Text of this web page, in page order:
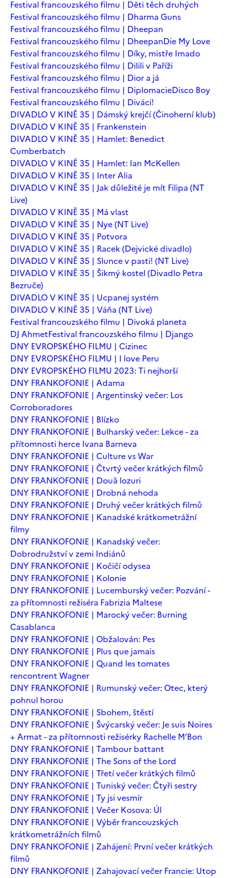
Festival francouzského filmu | Děti těch druhých
Festival francouzského filmu | Dharma Guns
Festival francouzského filmu | Dheepan
Festival francouzského filmu | DheepanDie My Love
Festival francouzského filmu | Díky, mistře Imado
Festival francouzského filmu | Dilili v Paříži
Festival francouzského filmu | Dior a já
Festival francouzského filmu | DiplomacieDisco Boy
Festival francouzského filmu | Diváci!
DIVADLO V KINĚ 35 | Dámský krejčí (Činoherní klub)
DIVADLO V KINĚ 35 | Frankenstein
DIVADLO V KINĚ 35 | Hamlet: Benedict
Cumberbatch
DIVADLO V KINĚ 35 | Hamlet: Ian McKellen
DIVADLO V KINĚ 35 | Inter Alia
DIVADLO V KINĚ 35 | Jak důležité je mít Filipa (NT
Live)
DIVADLO V KINĚ 35 | Má vlast
DIVADLO V KINĚ 35 | Nye (NT Live)
DIVADLO V KINĚ 35 | Potvora
DIVADLO V KINĚ 35 | Racek (Dejvické divadlo)
DIVADLO V KINĚ 35 | Slunce v pasti! (NT Live)
DIVADLO V KINĚ 35 | Šikmý kostel (Divadlo Petra
Bezruče)
DIVADLO V KINĚ 35 | Ucpanej systém
DIVADLO V KINĚ 35 | Váňa (NT Live)
Festival francouzského filmu | Divoká planeta
DJ AhmetFestival francouzského filmu | Django
DNY EVROPSKÉHO FILMU | Cizinec
DNY EVROPSKÉHO FILMU | I love Peru
DNY EVROPSKÉHO FILMU 2023: Ti nejhorší
DNY FRANKOFONIE | Adama
DNY FRANKOFONIE | Argentinský večer: Los
Corroboradores
DNY FRANKOFONIE | Blízko
DNY FRANKOFONIE | Bulharský večer: Lekce - za
přítomnosti herce Ivana Barneva
DNY FRANKOFONIE | Culture vs War
DNY FRANKOFONIE | Čtvrtý večer krátkých filmů
DNY FRANKOFONIE | Două lozuri
DNY FRANKOFONIE | Drobná nehoda
DNY FRANKOFONIE | Druhý večer krátkých filmů
DNY FRANKOFONIE | Kanadské krátkometrážní
filmy
DNY FRANKOFONIE | Kanadský večer:
Dobrodružství v zemi Indiánů
DNY FRANKOFONIE | Kočičí odysea
DNY FRANKOFONIE | Kolonie
DNY FRANKOFONIE | Lucemburský večer: Pozvání -
za přítomnosti režiséra Fabrizia Maltese
DNY FRANKOFONIE | Marocký večer: Burning
Casablanca
DNY FRANKOFONIE | Obžalován: Pes
DNY FRANKOFONIE | Plus que jamais
DNY FRANKOFONIE | Quand les tomates
rencontrent Wagner
DNY FRANKOFONIE | Rumunský večer: Otec, který
pohnul horou
DNY FRANKOFONIE | Sbohem, štěstí
DNY FRANKOFONIE | Švýcarský večer: Je suis Noires
+ Armat - za přítomnosti režisérky Rachelle M’Bon
DNY FRANKOFONIE | Tambour battant
DNY FRANKOFONIE | The Sons of the Lord
DNY FRANKOFONIE | Třetí večer krátkých filmů
DNY FRANKOFONIE | Tuniský večer: Čtyři sestry
DNY FRANKOFONIE | Ty jsi vesmír
DNY FRANKOFONIE | Večer Kosova: Úl
DNY FRANKOFONIE | Výběr francouzských
krátkometrážních filmů
DNY FRANKOFONIE | Zahájení: První večer krátkých
filmů
DNY FRANKOFONIE | Zahajovací večer Francie: Utop